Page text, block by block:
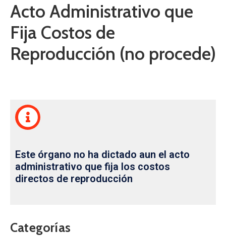
Acto Administrativo que
Fija Costos de
Reproducción (no procede)
Este órgano no ha dictado aun el acto
administrativo que fija los costos
directos de reproducción
Categorías